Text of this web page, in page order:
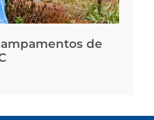
de